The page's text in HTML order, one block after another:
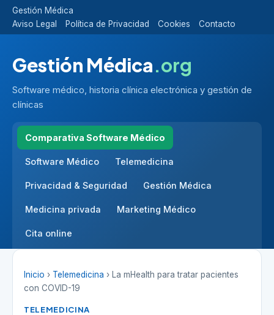
Gestión Médica
Aviso Legal
Política de Privacidad Cookies Contacto
Gestión Médica.org
Software médico, historia clínica electrónica y gestión de
clínicas
Comparativa Software Médico
Software Médico Telemedicina
Privacidad & Seguridad Gestión Médica
Medicina privada Marketing Médico
Cita online
Inicio › Telemedicina › La mHealth para tratar pacientes
con COVID-19
TELEMEDICINA